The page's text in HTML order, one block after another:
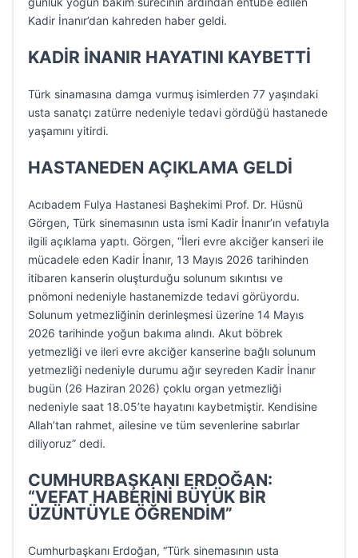
Kadir İnanır’dan kahreden haber geldi.
KADİR İNANIR HAYATINI KAYBETTİ
Türk sinamasına damga vurmuş isimlerden 77 yaşındaki
usta sanatçı zatürre nedeniyle tedavi gördüğü hastanede
yaşamını yitirdi.
HASTANEDEN AÇIKLAMA GELDİ
Acıbadem Fulya Hastanesi Başhekimi Prof. Dr. Hüsnü
Görgen, Türk sinemasının usta ismi Kadir İnanır’ın vefatıyla
ilgili açıklama yaptı. Görgen, “İleri evre akciğer kanseri ile
mücadele eden Kadir İnanır, 13 Mayıs 2026 tarihinden
itibaren kanserin oluşturduğu solunum sıkıntısı ve
pnömoni nedeniyle hastanemizde tedavi görüyordu.
Solunum yetmezliğinin derinleşmesi üzerine 14 Mayıs
2026 tarihinde yoğun bakıma alındı. Akut böbrek
yetmezliği ve ileri evre akciğer kanserine bağlı solunum
yetmezliği nedeniyle durumu ağır seyreden Kadir İnanır
bugün (26 Haziran 2026) çoklu organ yetmezliği
nedeniyle saat 18.05’te hayatını kaybetmiştir. Kendisine
Allah’tan rahmet, ailesine ve tüm sevenlerine sabırlar
diliyoruz” dedi.
CUMHURBAŞKANI ERDOĞAN:
“VEFAT HABERİNİ BÜYÜK BİR
ÜZÜNTÜYLE ÖĞRENDİM”
Cumhurbaşkanı Erdoğan, “Türk sinemasının usta